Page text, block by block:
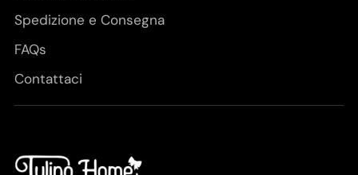
Spedizione e Consegna
FAQs
Contattaci